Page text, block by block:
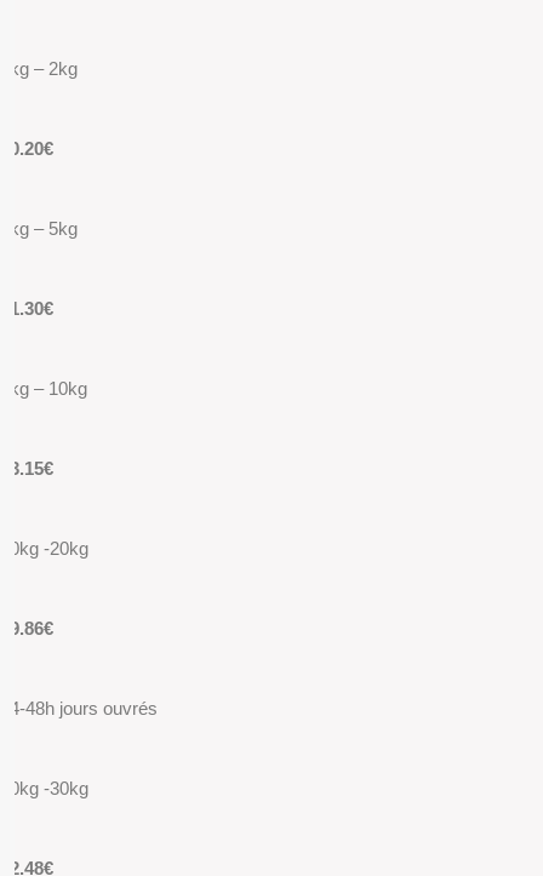
1kg – 2kg
10.20€
2kg – 5kg
11.30€
5kg – 10kg
13.15€
10kg -20kg
19.86€
24-48h jours ouvrés
20kg -30kg
22.48€